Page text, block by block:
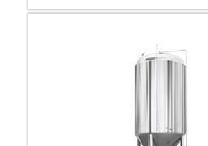
durabilidade dos materiais,
de peças defeituosas. Assim, é